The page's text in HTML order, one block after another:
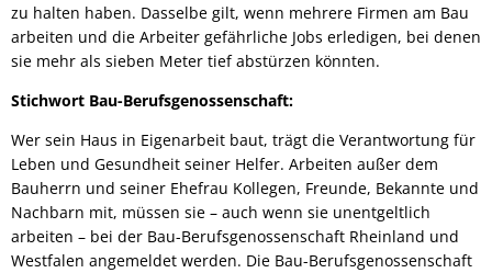
zu halten haben. Dasselbe gilt, wenn mehrere Firmen am Bau
arbeiten und die Arbeiter gefährliche Jobs erledigen, bei denen
sie mehr als sieben Meter tief abstürzen könnten.
Stichwort Bau-Berufsgenossenschaft:
Wer sein Haus in Eigenarbeit baut, trägt die Verantwortung für
Leben und Gesundheit seiner Helfer. Arbeiten außer dem
Bauherrn und seiner Ehefrau Kollegen, Freunde, Bekannte und
Nachbarn mit, müssen sie – auch wenn sie unentgeltlich
arbeiten – bei der Bau-Berufsgenossenschaft Rheinland und
Westfalen angemeldet werden. Die Bau-Berufsgenossenschaft